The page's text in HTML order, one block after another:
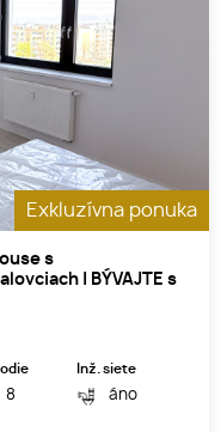
Exkluzívna ponuka
s
| BÝVAJTE s
8
Inž. siete
áno